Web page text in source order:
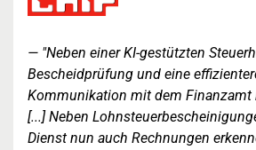
"Neben einer KI-gestützten
Bescheidprüfung und eine
Kommunikation mit dem Finanzamt
[...] Neben
Dienst nun auch Rechnungen